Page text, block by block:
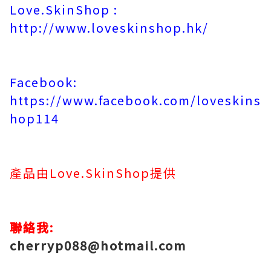
Love.SkinShop :
http://www.loveskinshop.hk/
Facebook:
https://www.facebook.com/loveskins
hop114
產品由Love.SkinShop提供
聯絡我:
cherryp088@hotmail.com